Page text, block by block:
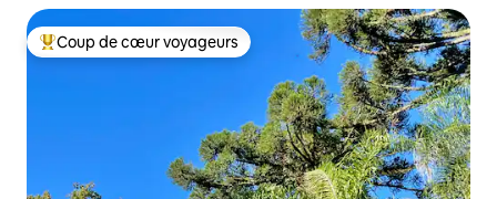
Coups de cœur voyageurs les plus appréciés
Coup de cœur voyageurs